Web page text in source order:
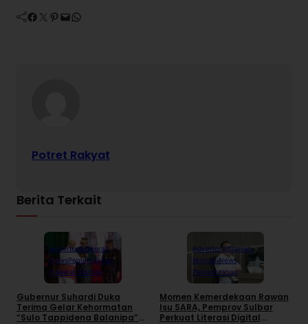
Facebook Twitter Pinterest Mail WhatsApp
Potret Rakyat
Berita Terkait
AdvertorialDaerah
NewsPemerintahan
Polewali Mandar
Gubernur Suhardi Duka
Terima Gelar Kehormatan
“Sulo Tappidena Balanipa”
AdvertorialDaerah
MamujuNews
Pemerintahan
Momen Kemerdekaan Rawan
Isu SARA, Pemprov Sulbar
Perkuat Literasi Digital